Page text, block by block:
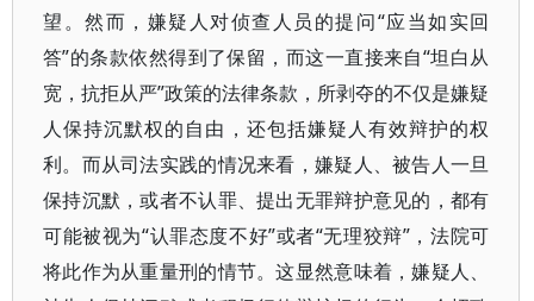
望。然而，嫌疑人对侦查人员的提问“应当如实回
答”的条款依然得到了保留，而这一直接来自“坦白从
宽，抗拒从严”政策的法律条款，所剥夺的不仅是嫌疑
人保持沉默权的自由，还包括嫌疑人有效辩护的权
利。而从司法实践的情况来看，嫌疑人、被告人一旦
保持沉默，或者不认罪、提出无罪辩护意见的，都有
可能被视为“认罪态度不好”或者“无理狡辩”，法院可
将此作为从重量刑的情节。这显然意味着，嫌疑人、